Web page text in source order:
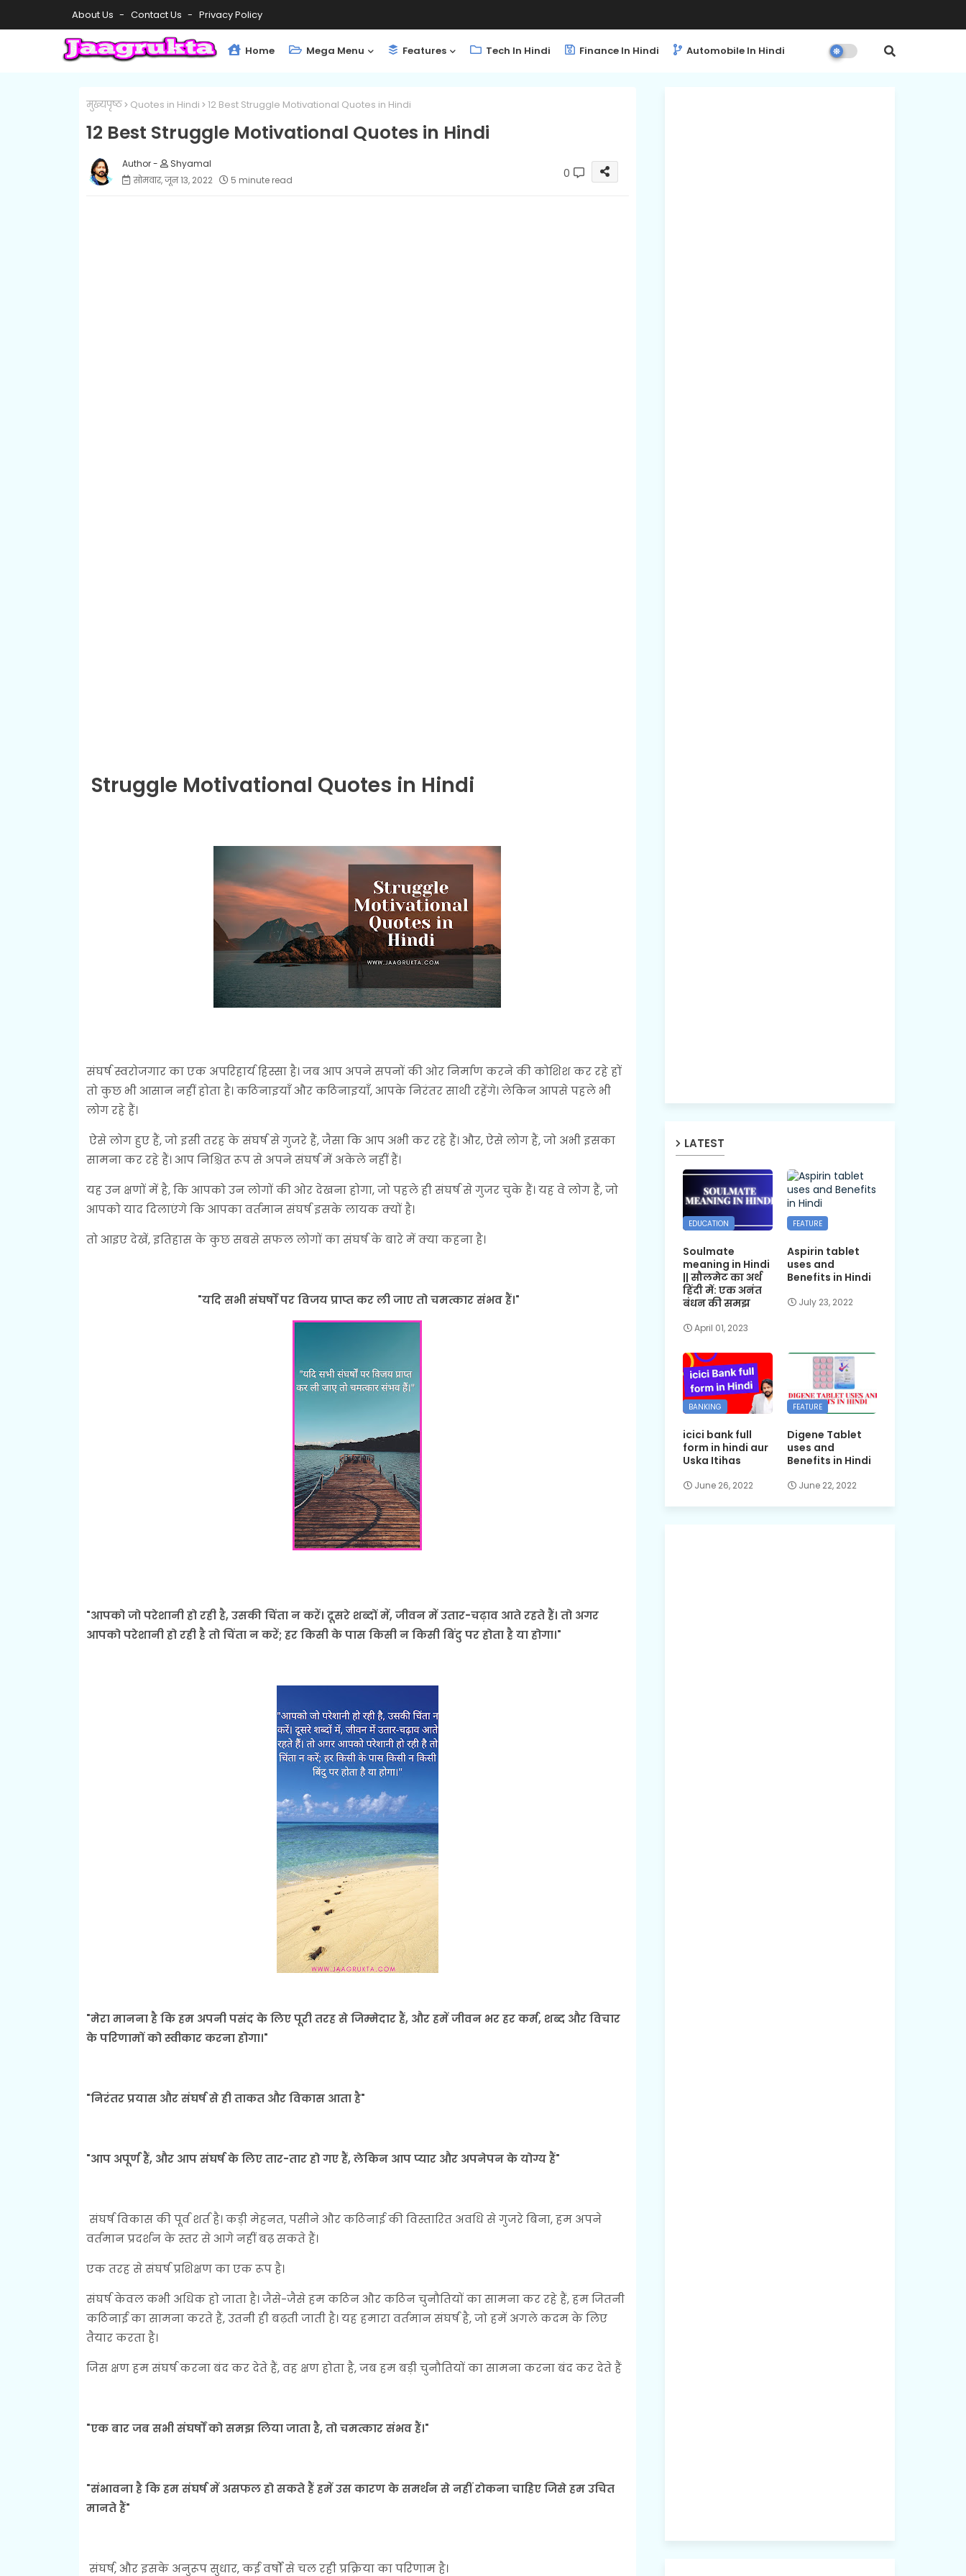
About Us Contact Us Privacy Policy
Home Mega Menu Features Tech In Hindi Finance In Hindi Automobile In Hindi
मुख्यपृष्ठ Quotes in Hindi 12 Best Struggle Motivational Quotes in Hindi
12 Best Struggle Motivational Quotes in Hindi
Shyamal
सोमवार, जून 13, 2022
5 minute read 0
Struggle Motivational Quotes in Hindi
संघर्ष स्वरोजगार का एक अपरिहार्य हिस्सा है। जब आप अपने सपनों की ओर निर्माण करने की कोशिश कर रहे हों
तो कुछ भी आसान नहीं होता है। कठिनाइयाँ और कठिनाइयाँ, आपके निरंतर साथी रहेंगे। लेकिन आपसे पहले भी
लोग रहे हैं।
ऐसे लोग हुए हैं, जो इसी तरह के संघर्ष से गुजरे हैं, जैसा कि आप अभी कर रहे हैं। और, ऐसे लोग हैं, जो अभी इसका
सामना कर रहे हैं। आप निश्चित रूप से अपने संघर्ष में अकेले नहीं हैं।
यह उन क्षणों में है, कि आपको उन लोगों की ओर देखना होगा, जो पहले ही संघर्ष से गुजर चुके हैं। यह वे लोग हैं, जो
आपको याद दिलाएंगे कि आपका वर्तमान संघर्ष इसके लायक क्यों है।
तो आइए देखें, इतिहास के कुछ सबसे सफल लोगों का संघर्ष के बारे में क्या कहना है।
"यदि सभी संघर्षों पर विजय प्राप्त कर ली जाए तो चमत्कार संभव हैं।"
"आपको जो परेशानी हो रही है, उसकी चिंता न करें। दूसरे शब्दों में, जीवन में उतार-चढ़ाव आते रहते हैं। तो अगर
आपको परेशानी हो रही है तो चिंता न करें; हर किसी के पास किसी न किसी बिंदु पर होता है या होगा।"
"मेरा मानना ​​है कि हम अपनी पसंद के लिए पूरी तरह से जिम्मेदार हैं, और हमें जीवन भर हर कर्म, शब्द और विचार
के परिणामों को स्वीकार करना होगा।"
"निरंतर प्रयास और संघर्ष से ही ताकत और विकास आता है"
"आप अपूर्ण हैं, और आप संघर्ष के लिए तार-तार हो गए हैं, लेकिन आप प्यार और अपनेपन के योग्य हैं"
संघर्ष विकास की पूर्व शर्त है। कड़ी मेहनत, पसीने और कठिनाई की विस्तारित अवधि से गुजरे बिना, हम अपने
वर्तमान प्रदर्शन के स्तर से आगे नहीं बढ़ सकते हैं।
एक तरह से संघर्ष प्रशिक्षण का एक रूप है।
संघर्ष केवल कभी अधिक हो जाता है। जैसे-जैसे हम कठिन और कठिन चुनौतियों का सामना कर रहे हैं, हम जितनी
कठिनाई का सामना करते हैं, उतनी ही बढ़ती जाती है। यह हमारा वर्तमान संघर्ष है, जो हमें अगले कदम के लिए
तैयार करता है।
जिस क्षण हम संघर्ष करना बंद कर देते हैं, वह क्षण होता है, जब हम बड़ी चुनौतियों का सामना करना बंद कर देते हैं
"एक बार जब सभी संघर्षों को समझ लिया जाता है, तो चमत्कार संभव हैं।"
"संभावना है कि हम संघर्ष में असफल हो सकते हैं हमें उस कारण के समर्थन से नहीं रोकना चाहिए जिसे हम उचित
मानते हैं"
संघर्ष, और इसके अनुरूप सुधार, कई वर्षों से चल रही प्रक्रिया का परिणाम है।
LATEST
EDUCATION
Soulmate
meaning in Hindi
|| सौलमेट का अर्थ
हिंदी में: एक अनंत
बंधन की समझ
April 01, 2023
FEATURE
Aspirin tablet
uses and
Benefits in Hindi
July 23, 2022
BANKING
icici bank full
form in hindi aur
Uska Itihas
June 26, 2022
FEATURE
Digene Tablet
uses and
Benefits in Hindi
June 22, 2022